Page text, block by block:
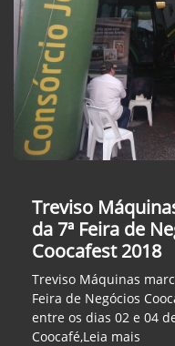
Treviso
da 7ª Feira de
Coocafest 2018
Treviso Máquinas
Feira de Negócios
entre os dias 02 e 04
Coocafé,Leia mais